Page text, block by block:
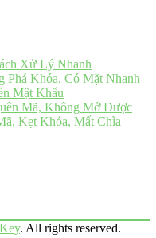
Xử Lý Nhanh
Phá Khóa, Có Mặt Nhanh
Mật Khẩu
Mã, Không Mở Được
Kẹt Khóa, Mất Chìa
. All rights reserved.